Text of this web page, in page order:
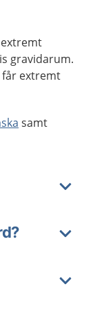
extremt
gravidarum.
får extremt
samt